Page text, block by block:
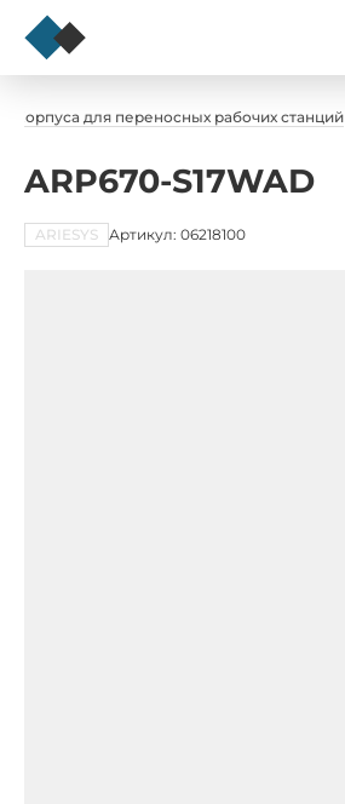
Корпуса для переносных рабочих станций
ARP670-S17WAD
ARIESYS Артикул: 06218100